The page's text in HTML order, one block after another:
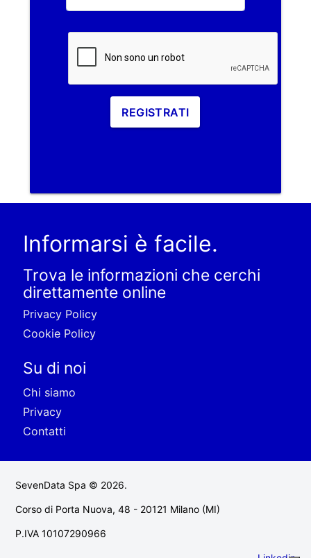
REGISTRATI
Informarsi è facile.
Trova le informazioni che cerchi
direttamente online
Privacy Policy
Cookie Policy
Su di noi
Chi siamo
Privacy
Contatti
SevenData Spa © 2026.
Corso di Porta Nuova, 48 - 20121 Milano (MI)
P.IVA 10107290966